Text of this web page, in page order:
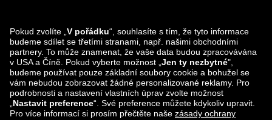
zalando-lounge.lu zalando-lounge.ee
zalando-lounge.lv zalando-lounge.no
Sledujte nás také